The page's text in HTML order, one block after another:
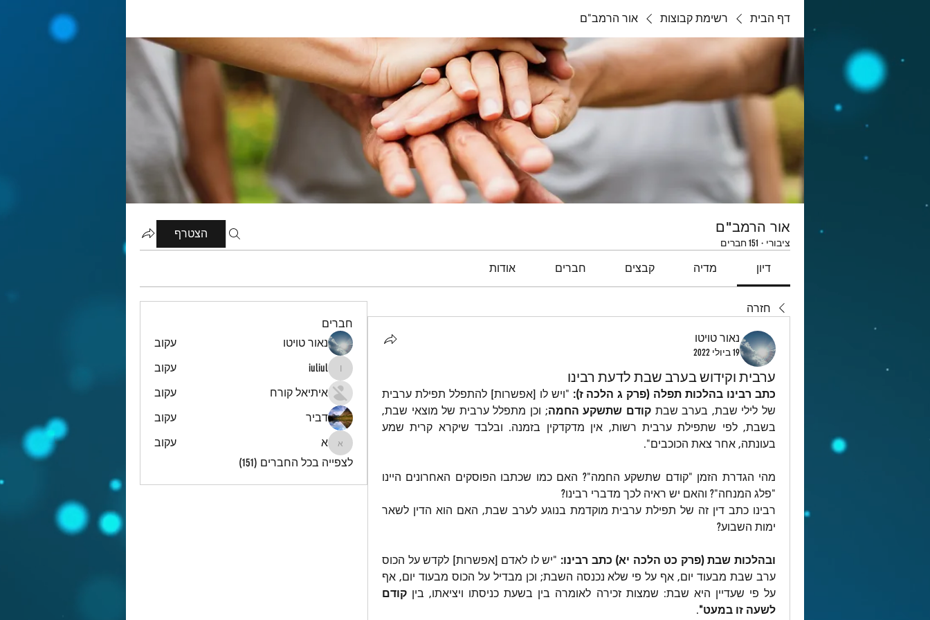
דף הבית רשימת קבוצות אור הרמב"ם
אור הרמב"ם
ציבורי · 151 חברים
הצטרף
דיון מדיה קבצים חברים אודות
חזרה
נאור טויטו
19 ביולי 2022
ערבית וקידוש בערב שבת לדעת רבינו
כתב רבינו בהלכות תפלה (פרק ג הלכה ז):
"ויש לו [אפשרות] להתפלל תפילת ערבית
של לילי שבת, בערב שבת קודם שתשקע החמה
; וכן מתפלל ערבית של מוצאי שבת,
בשבת, לפי שתפילת ערבית רשות, אין מדקדקין בזמנה. ובלבד שיקרא קרית שמע
בעונתה, אחר צאת הכוכבים".
"פלג המנחה"? והאם יש ראיה לכך מדברי רבינו?
רבינו כתב דין זה של תפילת ערבית מוקדמת בנוגע לערב שבת, האם הוא הדין לשאר
ימות השבוע?
ובהלכות שבת (פרק כט הלכה יא) כתב רבינו:
"יש לו לאדם [אפשרות] לקדש על הכוס
על פי שעדיין היא שבת: שמצות זכירה לאומרה בין בשעת כניסתו ויציאתו, בין
לשעה זו במעט".
חברים
נאור טויטו
עקוב
iuliul
iuliul
עקוב
איתיאל קורח
עקוב
דביר
עקוב
א
עקוב
לצפייה בכל החברים (151)